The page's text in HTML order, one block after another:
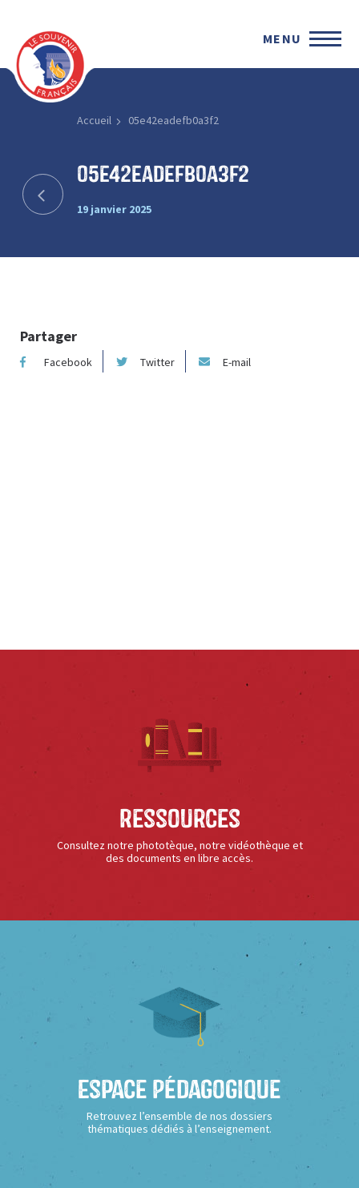
MENU
Accueil 05e42eadefb0a3f2
05e42eadefb0a3f2
19 janvier 2025
Partager
Facebook Twitter E-mail
Ressources
Consultez notre phototèque, notre vidéothèque et
des documents en libre accès.
Espace Pédagogique
Retrouvez l’ensemble de nos dossiers
thématiques dédiés à l’enseignement.